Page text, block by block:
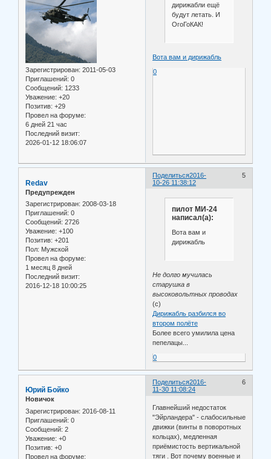
Зарегистрирован: 2011-05-03
Приглашений: 0
Сообщений: 1233
Уважение: +20
Позитив: +29
Провел на форуме:
6 дней 21 час
Последний визит:
2026-01-12 18:06:07
дирижабли ещё
будут летать. И
ОгоГоКАК!
Вота вам и дирижабль
0
Поделиться 5
2016-
10-26 11:38:12
Redav
Предупрежден
Зарегистрирован: 2008-03-18
Приглашений: 0
Сообщений: 2726
Уважение: +100
Позитив: +201
Пол: Мужской
Провел на форуме:
1 месяц 8 дней
Последний визит:
2016-12-18 10:00:25
пилот МИ-24
написал(а):
Вота вам и
дирижабль
Не долго мучилась
старушка в
высоковольтных проводах
(с)
Дирижабль разбился во
втором полёте
Более всего умилила цена
пепелацы...
0
Поделиться 6
2016-
11-30 11:08:24
Юрий Бойко
Новичок
Зарегистрирован: 2016-08-11
Приглашений: 0
Сообщений: 2
Уважение: +0
Позитив: +0
Провел на форуме:
Главнейший недостаток
"Эйрландера" - слабосильные
движки (винты в поворотных
кольцах), медленная
приёмистость вертикальной
тяги . Вот почему военные и